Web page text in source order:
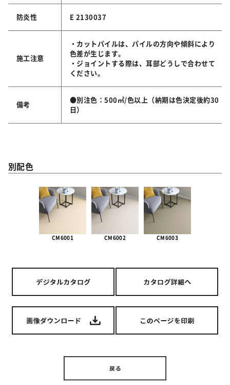
防炎性 E 2130037
施工注意
・カットパイルは、パイルの方向や傾斜により
色差が生じます。
・ジョイントする際は、耳部どうしで合わせて
ください。
備考
●別注色：500㎡/色以上（納期は色決定後約30
日）
別配色
CM6001 CM6002 CM6003